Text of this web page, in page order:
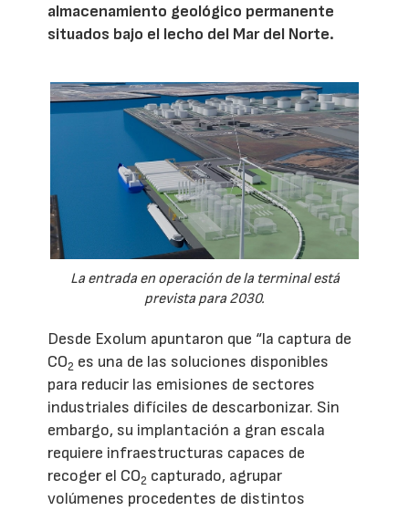
almacenamiento geológico permanente
situados bajo el lecho del Mar del Norte.
La entrada en operación de la terminal está
prevista para 2030.
Desde Exolum apuntaron que “la captura de
CO2 es una de las soluciones disponibles
para reducir las emisiones de sectores
industriales difíciles de descarbonizar. Sin
embargo, su implantación a gran escala
requiere infraestructuras capaces de
recoger el CO2 capturado, agrupar
volúmenes procedentes de distintos